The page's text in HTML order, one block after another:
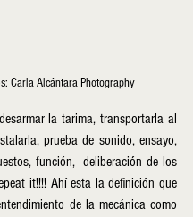
Carla Alcántara Photography
prueba de sonido, ensayo,
función,  deliberación de los
it!!!! Ahí esta la definición que
de la mecánica como